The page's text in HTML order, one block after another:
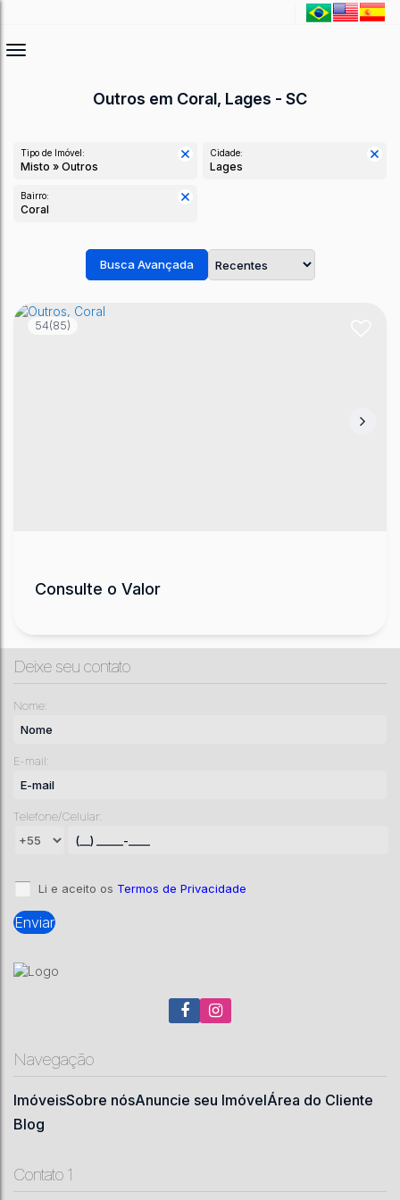
Outros em Coral, Lages - SC
Tipo de Imóvel:
Misto » Outros
Cidade:
Lages
Bairro:
Coral
Busca Avançada
54(85)
Outros, Coral
Consulte o Valor
AO FIM
, ,
Deixe seu contato
Nome:
E-mail:
Telefone/Celular:
Li e aceito os Termos de Privacidade
Navegação
ImóveisSobre nósAnuncie seu ImóvelÁrea do Cliente
Blog
Contato 1